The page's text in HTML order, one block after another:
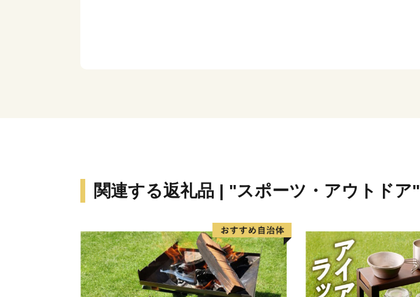
関連する返礼品 | "スポーツ・アウトドア"